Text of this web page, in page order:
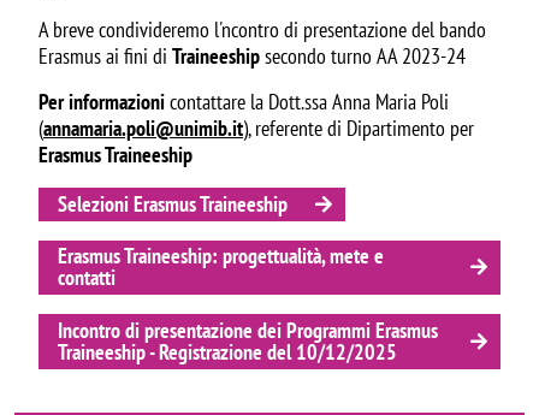
A breve condivideremo l'ncontro di presentazione del bando
Erasmus ai fini di Traineeshipsecondo turno AA 2023-24
Per informazionicontattare la Dott.ssa Anna Maria Poli
(annamaria.poli@unimib.it), referente di Dipartimento per
Erasmus Traineeship
Selezioni Erasmus Traineeship
Erasmus Traineeship: progettualità, mete e
contatti
Incontro di presentazione dei Programmi Erasmus
Traineeship - Registrazione del 10/12/2025